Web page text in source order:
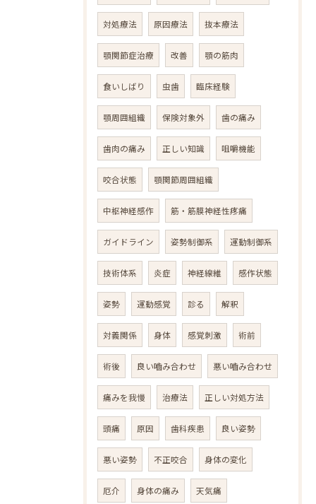
対処療法 原因療法 抜本療法
顎関節症治療 改善 顎の筋肉
食いしばり 虫歯 臨床経験
顎周囲組織 保険対象外 歯の痛み
歯肉の痛み 正しい知識 咀嚼機能
咬合状態 顎関節周囲組織
中枢神経感作 筋・筋膜神経性疼痛
ガイドライン 姿勢制御系 運動制御系
技術体系 炎症 神経線維 感作状態
姿勢 運動感覚 診る 解釈
対義関係 身体 感覚刺激 術前
術後 良い嚙み合わせ 悪い嚙み合わせ
痛みを我慢 治療法 正しい対処方法
頭痛 原因 歯科疾患 良い姿勢
悪い姿勢 不正咬合 身体の変化
厄介 身体の痛み 天気痛